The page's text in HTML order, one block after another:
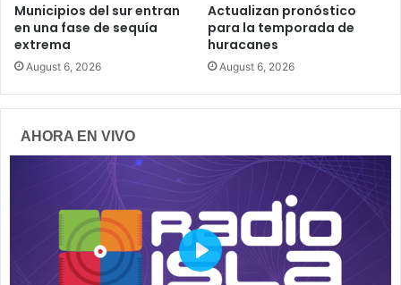
Municipios del sur entran
en una fase de sequía
extrema
August 6, 2026
Actualizan pronóstico
para la temporada de
huracanes
August 6, 2026
AHORA EN VIVO
P